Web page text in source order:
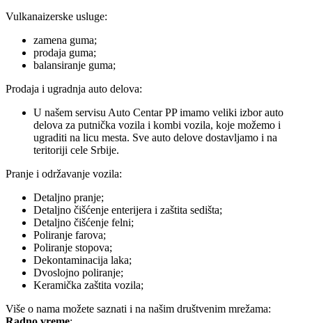
Vulkanaizerske usluge:
zamena guma;
prodaja guma;
balansiranje guma;
Prodaja i ugradnja auto delova:
U našem servisu Auto Centar PP imamo veliki izbor auto
delova za putnička vozila i kombi vozila, koje možemo i
ugraditi na licu mesta. Sve auto delove dostavljamo i na
teritoriji cele Srbije.
Pranje i održavanje vozila:
Detaljno pranje;
Detaljno čišćenje enterijera i zaštita sedišta;
Detaljno čišćenje felni;
Poliranje farova;
Poliranje stopova;
Dekontaminacija laka;
Dvoslojno poliranje;
Keramička zaštita vozila;
Više o nama možete saznati i na našim društvenim mrežama: